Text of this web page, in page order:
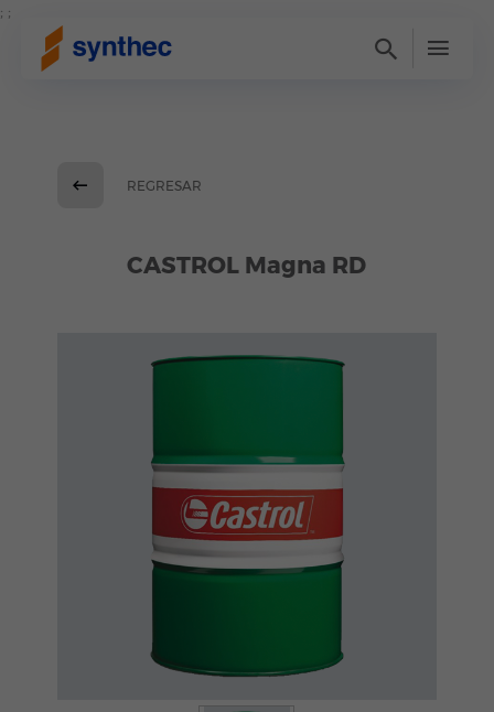
; ;
REGRESAR
CASTROL Magna RD